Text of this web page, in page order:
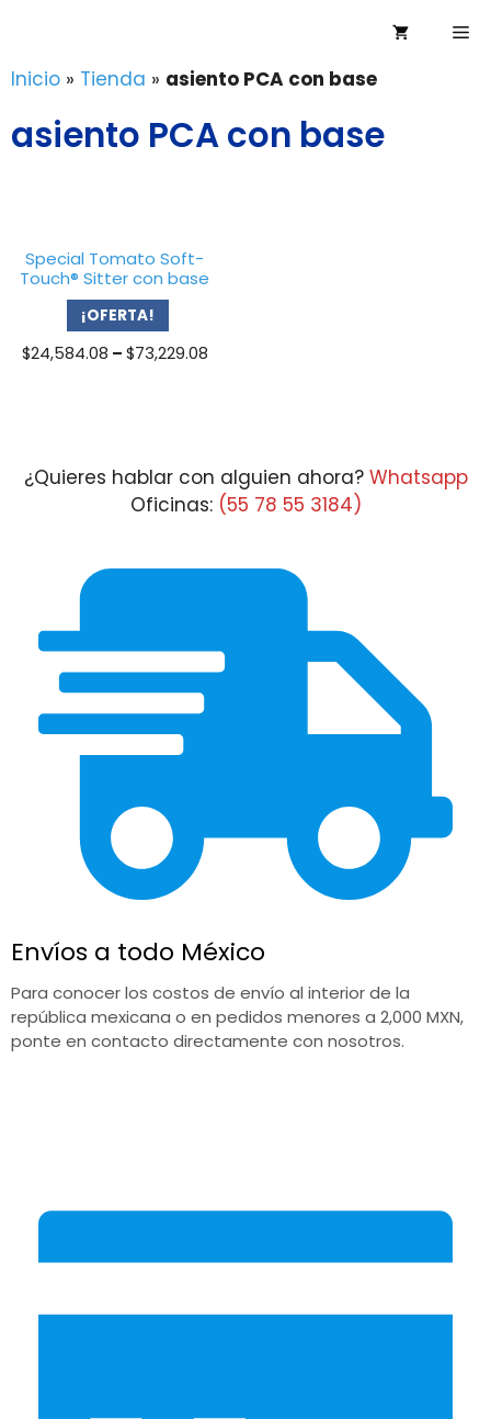
contenido
Inicio » Tienda » asiento PCA con base
asiento PCA con base
Special Tomato Soft-
Touch® Sitter con base
¡OFERTA!
$24,584.08 – $73,229.08Price
¿Quieres hablar con alguien ahora? Whatsapp
Oficinas: (55 78 55 3184)
Envíos a todo México
Para conocer los costos de envío al interior de la
república mexicana o en pedidos menores a 2,000 MXN,
ponte en contacto directamente con nosotros.